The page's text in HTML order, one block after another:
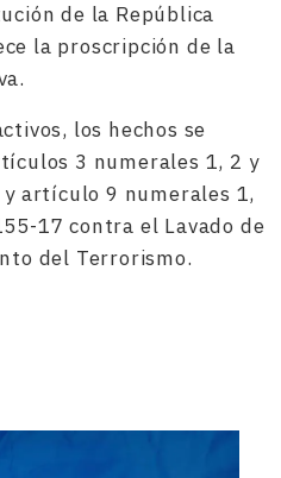
de la República
la proscripción de la
los hechos se
3 numerales 1, 2 y
artículo 9 numerales 1,
17 contra el Lavado de
del Terrorismo.